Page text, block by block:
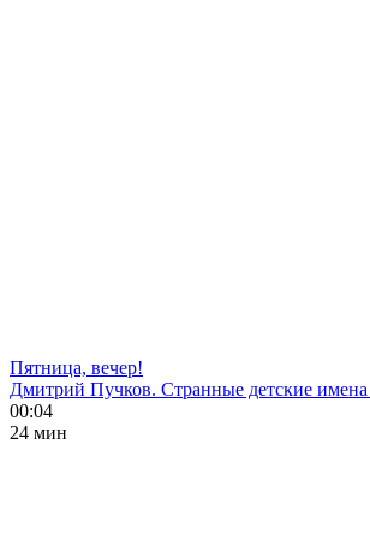
Пятница, вечер!
Дмитрий Пучков. Странные детские имена
00:04
24 мин